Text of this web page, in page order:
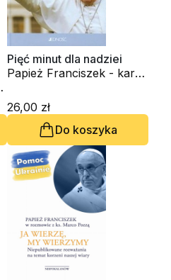
Pięć minut dla nadziei
Papież Franciszek - kard.
26,00 zł
Do koszyka